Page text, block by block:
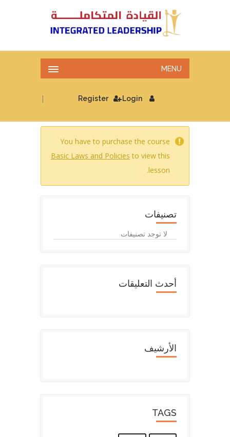
MENU
Login
| Register
You have to purchase the course
Basic Laws and Policies to view this
lesson.
تصنيفات
لا توجد تصنيفات
أحدث التعليقات
الأرشيف
TAGS